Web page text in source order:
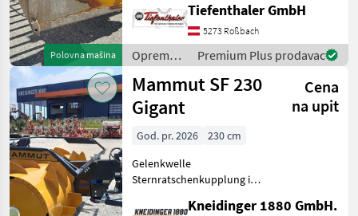
Polovna mašina
Besichtigung und
Probefahrt sind nach
Vereinbarung möglich. Der
Standort ist St. Veit im Inn
Tiefenthaler GmbH
5273 Roßbach
Oprema
za
hranidbu
životinja /
Mammut
Premium Plus prodavac
Mammut SF 230
Gigant
Cena
na upit
God. pr. 2026
230 cm
Gelenkwelle
Sternratschenkupplung im
Wasserbefüllbar plusKneidinger 1880 GmbH.